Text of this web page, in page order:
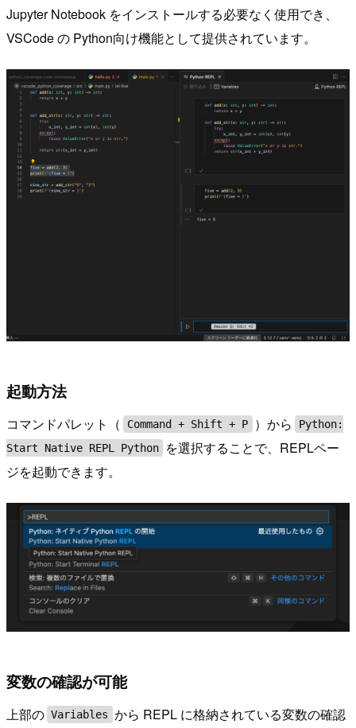
Jupyter Notebook をインストールする必要なく使用でき、
VSCode の Python向け機能として提供されています。
起動方法
コマンドパレット（ Command + Shift + P ）から
Python:
Start Native REPL Python
を選択することで、REPLペー
ジを起動できます。
変数の確認が可能
上部の Variables から REPL に格納されている変数の確認